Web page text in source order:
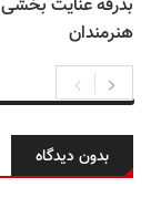
هنرمندان
بدون دیدگاه